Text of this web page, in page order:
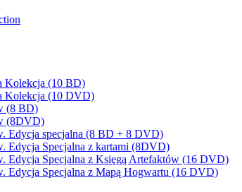
Kolekcja (10 BD)
Kolekcja (10 DVD)
(8 BD)
(8DVD)
Edycja specjalna (8 BD + 8 DVD)
Edycja Specjalna z kartami (8DVD)
Edycja Specjalna z Księgą Artefaktów (16 DVD)
Edycja Specjalna z Mapą Hogwartu (16 DVD)